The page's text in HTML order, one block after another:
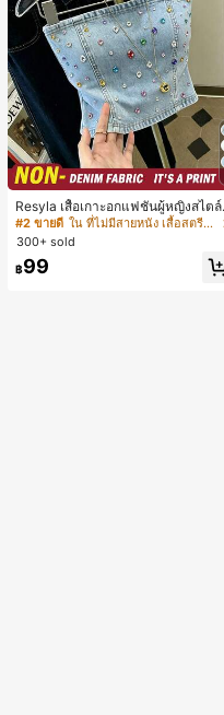
Resyla เสื้อเกาะอกแฟชั่นผู้หญิงสไต
มเมอร์อเนกประสงค์ลายเดนิม แนะนำ
สำหรับงานหนัก ขายดี ตกแต่งเพชรสีสั
นสดใสพิมพ์ลาย เหมาะสำหรับใส่ประ
จำวัน
#2 ขายดี
ใน ที่ไม่มีสายหนัง เสื้อสตรี เสื้อเบลาส์ & Tee
300+ sold
฿99